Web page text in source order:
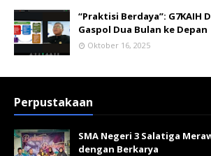
“Praktisi Berdaya”: G7KAIH
Gaspol Dua Bulan ke Depan
Oktober 16, 2025
Perpustakaan
SMA Negeri 3 Salatiga
dengan Berkarya